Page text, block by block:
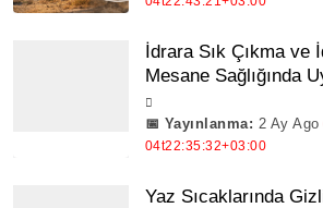
İdrara Sık Çıkma ve
Mesane Sağlığında
2 Ay Ago
Yaz Sıcaklarında